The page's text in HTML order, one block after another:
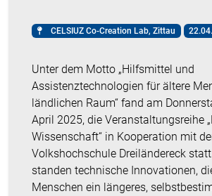
CELSIUZ Co-Creation Lab, Zittau
Unter dem Motto „Hilfsmittel und
Assistenztechnologien für ältere
ländlichen Raum“ fand am
April 2025, die Veranstaltungsreihe
Wissenschaft“ in Kooperation mit
Volkshochschule Dreiländereck
standen technische Innovationen,
Menschen ein längeres,